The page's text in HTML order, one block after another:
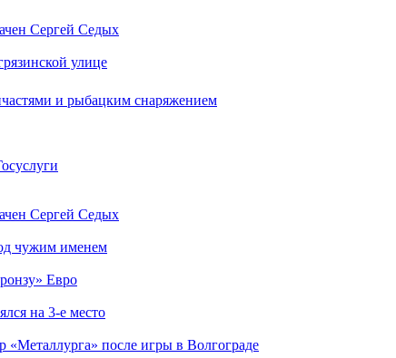
Сергей Седых
улице
и рыбацким снаряжением
Сергей Седых
чужим именем
Евро
на 3-е место
«Металлурга» после игры в Волгограде